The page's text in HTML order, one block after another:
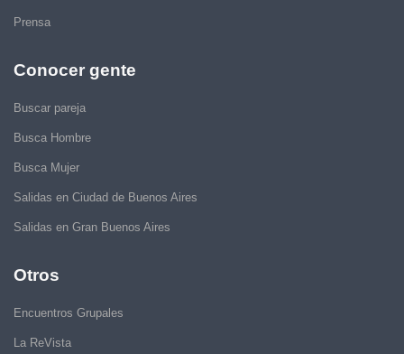
Prensa
Conocer gente
Buscar pareja
Busca Hombre
Busca Mujer
Salidas en Ciudad de Buenos Aires
Salidas en Gran Buenos Aires
Otros
Encuentros Grupales
La ReVista